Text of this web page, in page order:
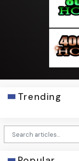
Trending